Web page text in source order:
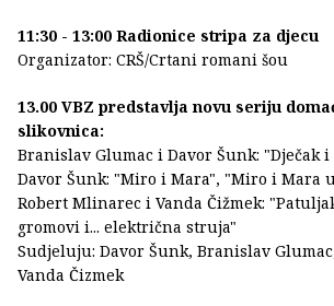
11:30 - 13:00 Radionice stripa za djecu
Organizator: CRŠ/Crtani romani šou
13.00 VBZ predstavlja novu seriju
slikovnica:
Branislav Glumac i Davor Šunk: "Dječak
Davor Šunk: "Miro i Mara", "Miro i Mara
Robert Mlinarec i Vanda Čižmek:
gromovi i... električna struja"
Sudjeluju: Davor Šunk, Branislav
Vanda Čizmek